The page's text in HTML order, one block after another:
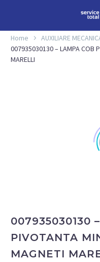
Home AUXILIARE
007935030130 – LAMPA COB
MARELLI
007935030130
PIVOTANTA
MAGNETI